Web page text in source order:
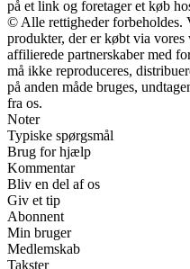
på et link og foretager et køb
© Alle rettigheder forbeholdes.
produkter, der er købt via vores
affilierede partnerskaber med
må ikke reproduceres,
på anden måde bruges,
fra os.
Noter
Typiske spørgsmål
Brug for hjælp
Kommentar
Bliv en del af os
Giv et tip
Abonnent
Min bruger
Medlemskab
Takster